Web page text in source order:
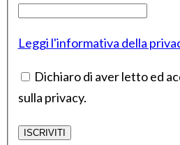
Leggi l'informativa della
Dichiaro di aver letto ed
sulla privacy.